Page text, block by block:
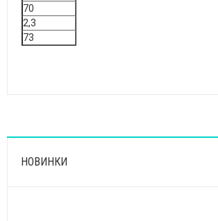
70
2,3
73
НОВИНКИ